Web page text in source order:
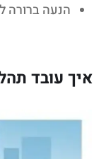
הנעה ברורה
איך עובד